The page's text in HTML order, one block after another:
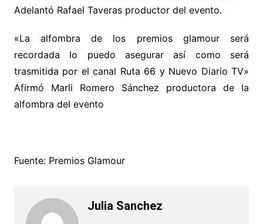
Adelantó Rafael Taveras productor del evento.
«La alfombra de los premios glamour será
recordada lo puedo asegurar así como será
trasmitida por el canal Ruta 66 y Nuevo Diario TV»
Afirmó Marli Romero Sánchez productora de la
alfombra del evento
Fuente: Premios Glamour
Julia Sanchez